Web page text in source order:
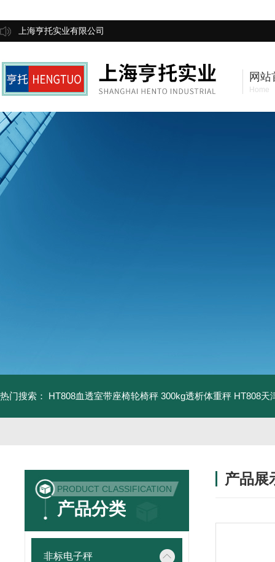
上海亨托实业有限公司
网站
Home
热门搜索： HT808血透室带座椅轮椅秤 300kg透析体重秤 HT808天
PRODUCT CLASSIFICATION
产品分类
非标电子秤
产品展